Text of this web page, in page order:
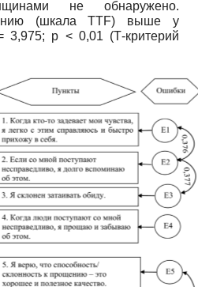
не обнаружено.
(шкалаTTF) выше у
3,975; p < 0,01 (T-критерий